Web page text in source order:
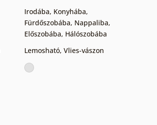
Irodába, Konyhába,
Fürdőszobába, Nappaliba,
Előszobába, Hálószobába
Lemosható, Vlies-vászon